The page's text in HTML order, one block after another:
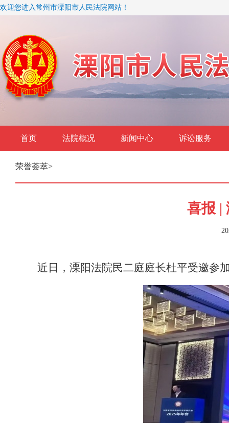
欢迎您进入常州市溧阳市人民法院网站！
首页 法院概况 新闻中心 诉讼服务
荣誉荟萃>
喜报 |
近日，溧阳法院民二庭庭长杜平受邀参